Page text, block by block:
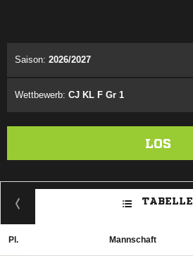
Saison: 2026/2027
Wettbewerb: CJ KL F Gr 1
LOS
TABELLE
Pl. Mannschaft